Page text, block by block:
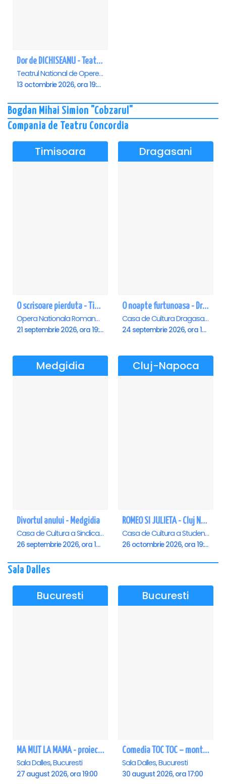
Dor de DICHISEANU - Teatrul Național de Operetă și Musical „Ion Dacian"
Teatrul National de Opereta si Musical Ion Dacian, Bucuresti
13 octombrie 2026, ora 19:00
Bogdan Mihai Simion "Cobzarul"
Compania de Teatru Concordia
Timisoara
O scrisoare pierduta - Timisoara
Opera Nationala Romana , Timisoara
21 septembrie 2026, ora 19:00
Dragasani
O noapte furtunoasa - Dragasani
Casa de Cultura Dragasani, Dragasani
24 septembrie 2026, ora 19:00
Medgidia
Divortul anului - Medgidia
Casa de Cultura a Sindicatelor Lucian Grigorescu, Medgidia
26 septembrie 2026, ora 19:00
Cluj-Napoca
ROMEO SI JULIETA - Cluj Napoca
Casa de Cultura a Studentilor Dumitru Farcas, Cluj-Napoca
26 octombrie 2026, ora 19:00
Sala Dalles
Bucuresti
MA MUT LA MAMA - proiectie film Dalles
Sala Dalles, Bucuresti
27 august 2026, ora 19:00
Bucuresti
Comedia TOC TOC – montarea originală
Sala Dalles, Bucuresti
30 august 2026, ora 17:00